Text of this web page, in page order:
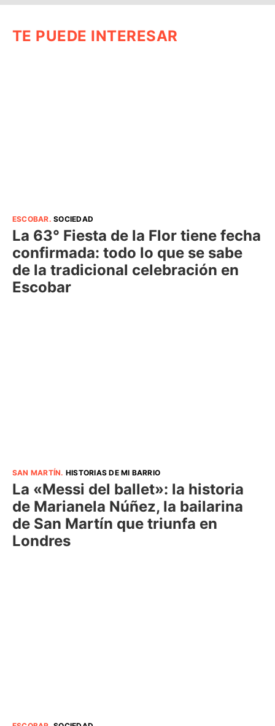
TE PUEDE INTERESAR
ESCOBAR.SOCIEDAD
La 63° Fiesta de la Flor tiene fecha
confirmada: todo lo que se sabe
de la tradicional celebración en
Escobar
SAN MARTÍN. HISTORIAS DE MI BARRIO
La «Messi del ballet»: la historia
de Marianela Núñez, la bailarina
de San Martín que triunfa en
Londres